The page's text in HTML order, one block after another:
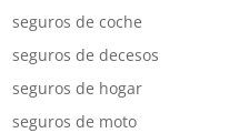
seguros de coche
seguros de decesos
seguros de hogar
seguros de moto